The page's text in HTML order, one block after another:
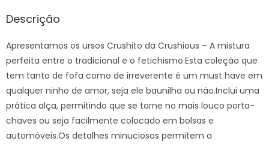
Descrição
Apresentamos os ursos Crushito da Crushious – A mistura
perfeita entre o tradicional e o fetichismo.Esta coleção que
tem tanto de fofa como de irreverente é um must have em
qualquer ninho de amor, seja ele baunilha ou não.Inclui uma
prática alça, permitindo que se torne no mais louco porta-
chaves ou seja facilmente colocado em bolsas e
automóveis.Os detalhes minuciosos permitem a